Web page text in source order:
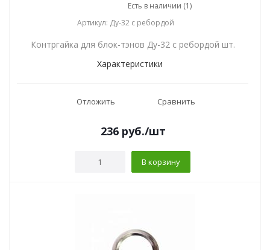
Есть в наличии (1)
Артикул: Ду-32 с ребордой
Контргайка для блок-тэнов Ду-32 с ребордой шт.
Характеристики
Отложить Сравнить
236руб./шт
В корзину